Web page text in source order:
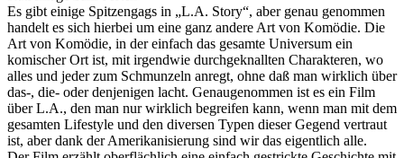
Es gibt einige Spitzengags in „L.A. Story“, aber genau genommen
handelt es sich hierbei um eine ganz andere Art von Komödie. Die
Art von Komödie, in der einfach das gesamte Universum ein
komischer Ort ist, mit irgendwie durchgeknallten Charakteren, wo
alles und jeder zum Schmunzeln anregt, ohne daß man wirklich über
das-, die- oder denjenigen lacht. Genaugenommen ist es ein Film
über L.A., den man nur wirklich begreifen kann, wenn man mit dem
gesamten Lifestyle und den diversen Typen dieser Gegend vertraut
ist, aber dank der Amerikanisierung sind wir das eigentlich alle.